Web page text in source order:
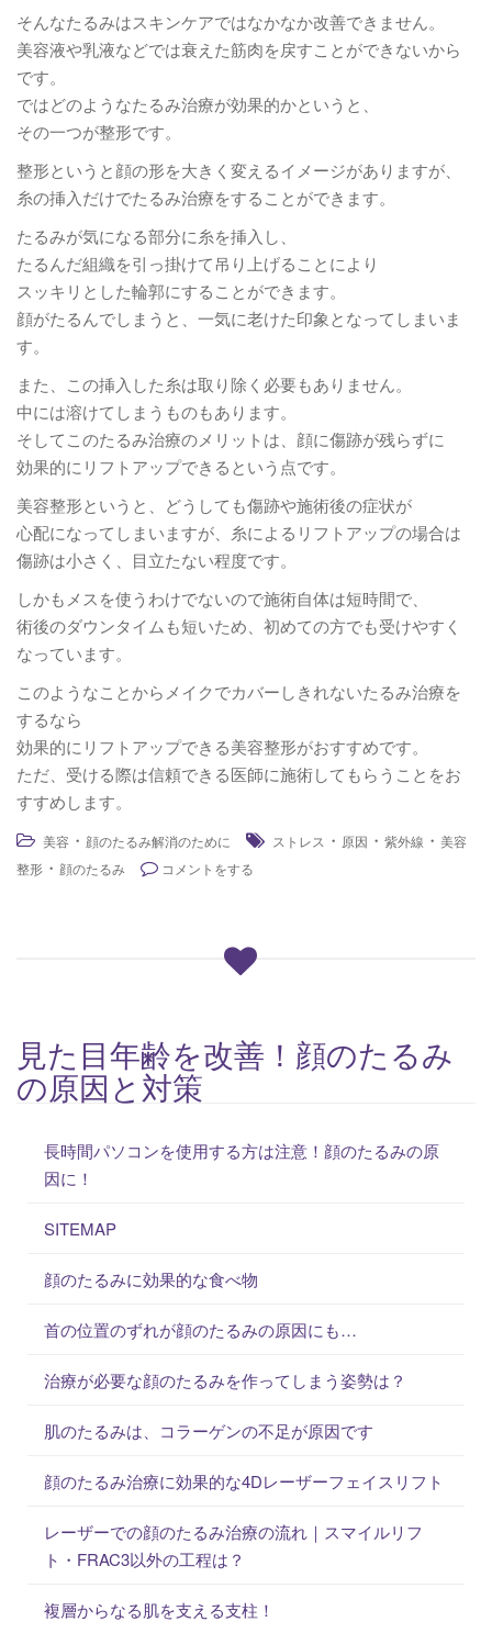
そんなたるみはスキンケアではなかなか改善できません。
美容液や乳液などでは衰えた筋肉を戻すことができないから
です。
ではどのようなたるみ治療が効果的かというと、
その一つが整形です。
整形というと顔の形を大きく変えるイメージがありますが、
糸の挿入だけでたるみ治療をすることができます。
たるみが気になる部分に糸を挿入し、
たるんだ組織を引っ掛けて吊り上げることにより
スッキリとした輪郭にすることができます。
顔がたるんでしまうと、一気に老けた印象となってしまいま
す。
また、この挿入した糸は取り除く必要もありません。
中には溶けてしまうものもあります。
そしてこのたるみ治療のメリットは、顔に傷跡が残らずに
効果的にリフトアップできるという点です。
美容整形というと、どうしても傷跡や施術後の症状が
心配になってしまいますが、糸によるリフトアップの場合は
傷跡は小さく、目立たない程度です。
しかもメスを使うわけでないので施術自体は短時間で、
術後のダウンタイムも短いため、初めての方でも受けやすく
なっています。
このようなことからメイクでカバーしきれないたるみ治療を
するなら
効果的にリフトアップできる美容整形がおすすめです。
ただ、受ける際は信頼できる医師に施術してもらうことをお
すすめします。
美容 ・ 顔のたるみ解消のために ストレス ・ 原因 ・ 紫外線 ・ 美容
整形 ・ 顔のたるみ コメントをする
見た目年齢を改善！顔のたるみ
の原因と対策
長時間パソコンを使用する方は注意！顔のたるみの原
因に！
SITEMAP
顔のたるみに効果的な食べ物
首の位置のずれが顔のたるみの原因にも…
治療が必要な顔のたるみを作ってしまう姿勢は？
肌のたるみは、コラーゲンの不足が原因です
顔のたるみ治療に効果的な4Dレーザーフェイスリフト
レーザーでの顔のたるみ治療の流れ｜スマイルリフ
ト・FRAC3以外の工程は？
複層からなる肌を支える支柱！